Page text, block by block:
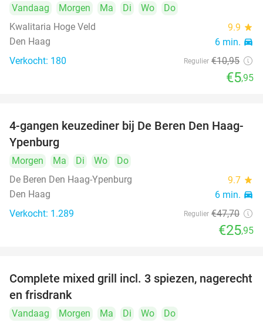
Vandaag Morgen Ma Di Wo
Do
Kwalitaria Hoge Veld
9.9 star
Den Haag 6 min. directions_car
Verkocht: 180 Regulier €10,95
€5,95
46%
4-gangen keuzediner bij De Beren Den Haag-
Ypenburg
Morgen Ma Di Wo
Do
De Beren Den Haag-Ypenburg
9.7 star
Den Haag 6 min. directions_car
Verkocht: 1.289 Regulier €47,70
€25,95
34%
Complete mixed grill incl. 3 spiezen, nagerecht
en frisdrank
Vandaag Morgen Ma Di Wo
Do